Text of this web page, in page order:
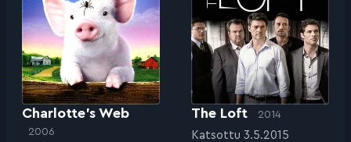
Charlotte’s Web
2006
The Loft 2014
Katsottu 3.5.2015